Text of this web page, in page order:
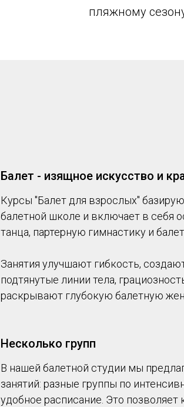
пляжному
Балет - изящное искусство и
Курсы "Балет для взрослых"
балетной школе и включает в себя
танца, партерную гимнастику и
Занятия улучшают гибкость,
подтянутые линии тела,
раскрывают глубокую балетную
Несколько групп
В нашей балетной студии мы
занятий: разные группы по
удобное расписание. Это позволяет